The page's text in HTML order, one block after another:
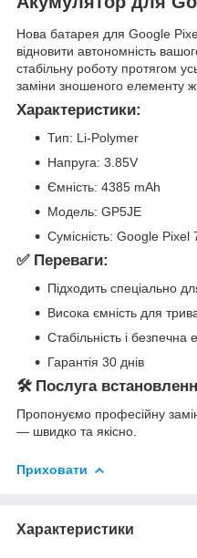
Нова батарея для Google
відновити автономність
стабільну роботу протягом
заміни зношеного елементу
Характеристики:
Тип: Li-Polymer
Напруга: 3.85V
Ємність: 4385 mAh
Модель: GP5JE
Сумісність: Google Pixel
✅ Переваги:
Підходить спеціально
Висока ємність для
Стабільність і безпечна
Гарантія 30 днів
🛠 Послуга
Пропонуємо професійну
— швидко та якісно.
Приховати
Характеристики